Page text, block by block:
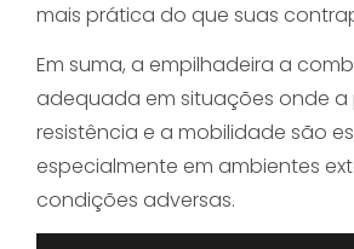
mais prática do que suas
Em suma, a empilhadeira a
adequada em situações onde a
resistência e a mobilidade são
especialmente em ambientes
condições adversas.